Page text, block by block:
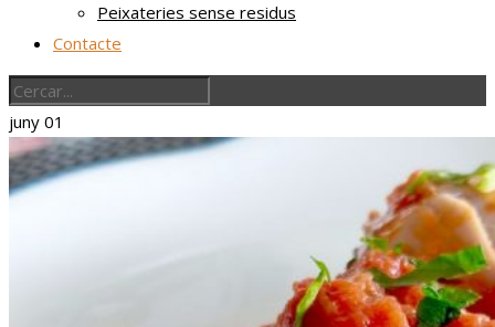
Peixateries sense residus
Contacte
juny 01